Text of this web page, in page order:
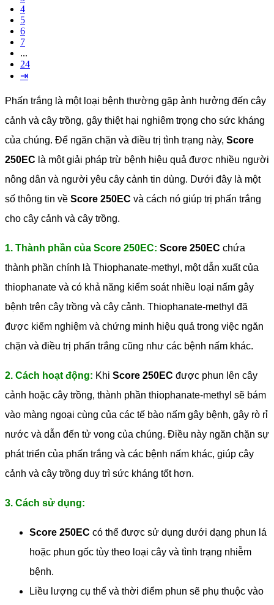
4
5
6
7
...
24
⇥
Phấn trắng là một loại bệnh thường gặp ảnh hưởng đến cây
cảnh và cây trồng, gây thiệt hại nghiêm trọng cho sức kháng
của chúng. Để ngăn chặn và điều trị tình trạng này, Score
250EC là một giải pháp trừ bệnh hiệu quả được nhiều người
nông dân và người yêu cây cảnh tin dùng. Dưới đây là một
số thông tin về Score 250EC và cách nó giúp trị phấn trắng
cho cây cảnh và cây trồng.
1. Thành phần của Score 250EC: Score 250EC chứa
thành phần chính là Thiophanate-methyl, một dẫn xuất của
thiophanate và có khả năng kiểm soát nhiều loại nấm gây
bệnh trên cây trồng và cây cảnh. Thiophanate-methyl đã
được kiểm nghiệm và chứng minh hiệu quả trong việc ngăn
chặn và điều trị phấn trắng cũng như các bệnh nấm khác.
2. Cách hoạt động: Khi Score 250EC được phun lên cây
cảnh hoặc cây trồng, thành phần thiophanate-methyl sẽ bám
vào màng ngoại cùng của các tế bào nấm gây bệnh, gây rò rỉ
nước và dẫn đến tử vong của chúng. Điều này ngăn chặn sự
phát triển của phấn trắng và các bệnh nấm khác, giúp cây
cảnh và cây trồng duy trì sức kháng tốt hơn.
3. Cách sử dụng:
Score 250EC có thể được sử dụng dưới dạng phun lá
hoặc phun gốc tùy theo loại cây và tình trạng nhiễm
bệnh.
Liều lượng cụ thể và thời điểm phun sẽ phụ thuộc vào